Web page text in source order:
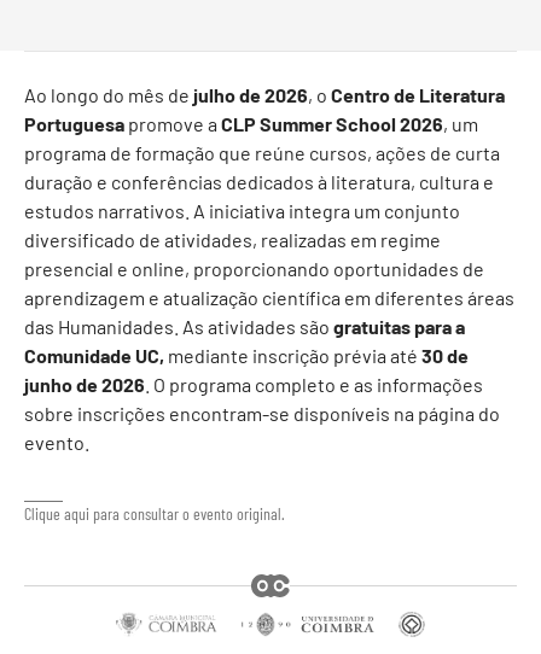
Ao longo do mês de julho de 2026, o Centro de Literatura
Portuguesa promove a CLP Summer School 2026, um
programa de formação que reúne cursos, ações de curta
duração e conferências dedicados à literatura, cultura e
estudos narrativos. A iniciativa integra um conjunto
diversificado de atividades, realizadas em regime
presencial e online, proporcionando oportunidades de
aprendizagem e atualização científica em diferentes áreas
das Humanidades. As atividades são gratuitas para a
Comunidade UC, mediante inscrição prévia até 30 de
junho de 2026 . O programa completo e as informações
sobre inscrições encontram-se disponíveis na página do
evento.
Clique aqui para consultar o evento original.